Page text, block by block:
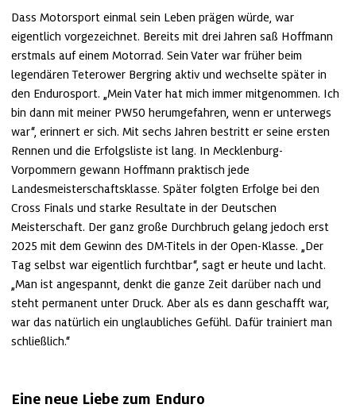
Dass Motorsport einmal sein Leben prägen würde, war
eigentlich vorgezeichnet. Bereits mit drei Jahren saß Hoffmann
erstmals auf einem Motorrad. Sein Vater war früher beim
legendären Teterower Bergring aktiv und wechselte später in
den Endurosport. „Mein Vater hat mich immer mitgenommen. Ich
bin dann mit meiner PW50 herumgefahren, wenn er unterwegs
war“, erinnert er sich. Mit sechs Jahren bestritt er seine ersten
Rennen und die Erfolgsliste ist lang. In Mecklenburg-
Vorpommern gewann Hoffmann praktisch jede
Landesmeisterschaftsklasse. Später folgten Erfolge bei den
Cross Finals und starke Resultate in der Deutschen
Meisterschaft. Der ganz große Durchbruch gelang jedoch erst
2025 mit dem Gewinn des DM-Titels in der Open-Klasse. „Der
Tag selbst war eigentlich furchtbar“, sagt er heute und lacht.
„Man ist angespannt, denkt die ganze Zeit darüber nach und
steht permanent unter Druck. Aber als es dann geschafft war,
war das natürlich ein unglaubliches Gefühl. Dafür trainiert man
schließlich.“
Eine neue Liebe zum Enduro